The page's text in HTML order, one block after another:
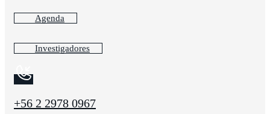
Agenda
Investigadores
+56 2 2978 0967